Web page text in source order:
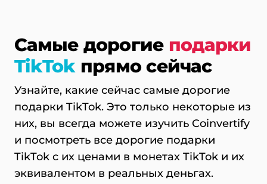
Самые дорогие подарки
TikTokпрямо сейчас
Узнайте, какие сейчас самые дорогие
подарки TikTok. Это только некоторые из
них, вы всегда можете изучить Coinvertify
и посмотреть все дорогие подарки
TikTok с их ценами в монетах TikTok и их
эквивалентом в реальных деньгах.